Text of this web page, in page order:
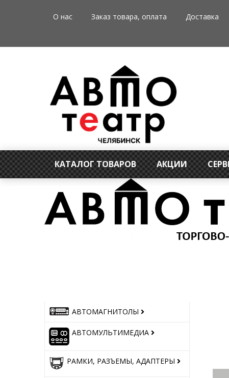
О нас Заказ товара, оплата Доставка
КАТАЛОГ ТОВАРОВ АКЦИИ
АВТОМАГНИТОЛЫ
АВТОМУЛЬТИМЕДИА
РАМКИ, РАЗЪЕМЫ, АДАПТЕРЫ